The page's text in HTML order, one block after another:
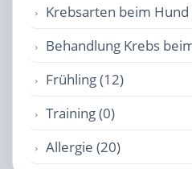
Krebsarten beim Hund
Behandlung Krebs
Frühling (12)
Training (0)
Allergie (20)